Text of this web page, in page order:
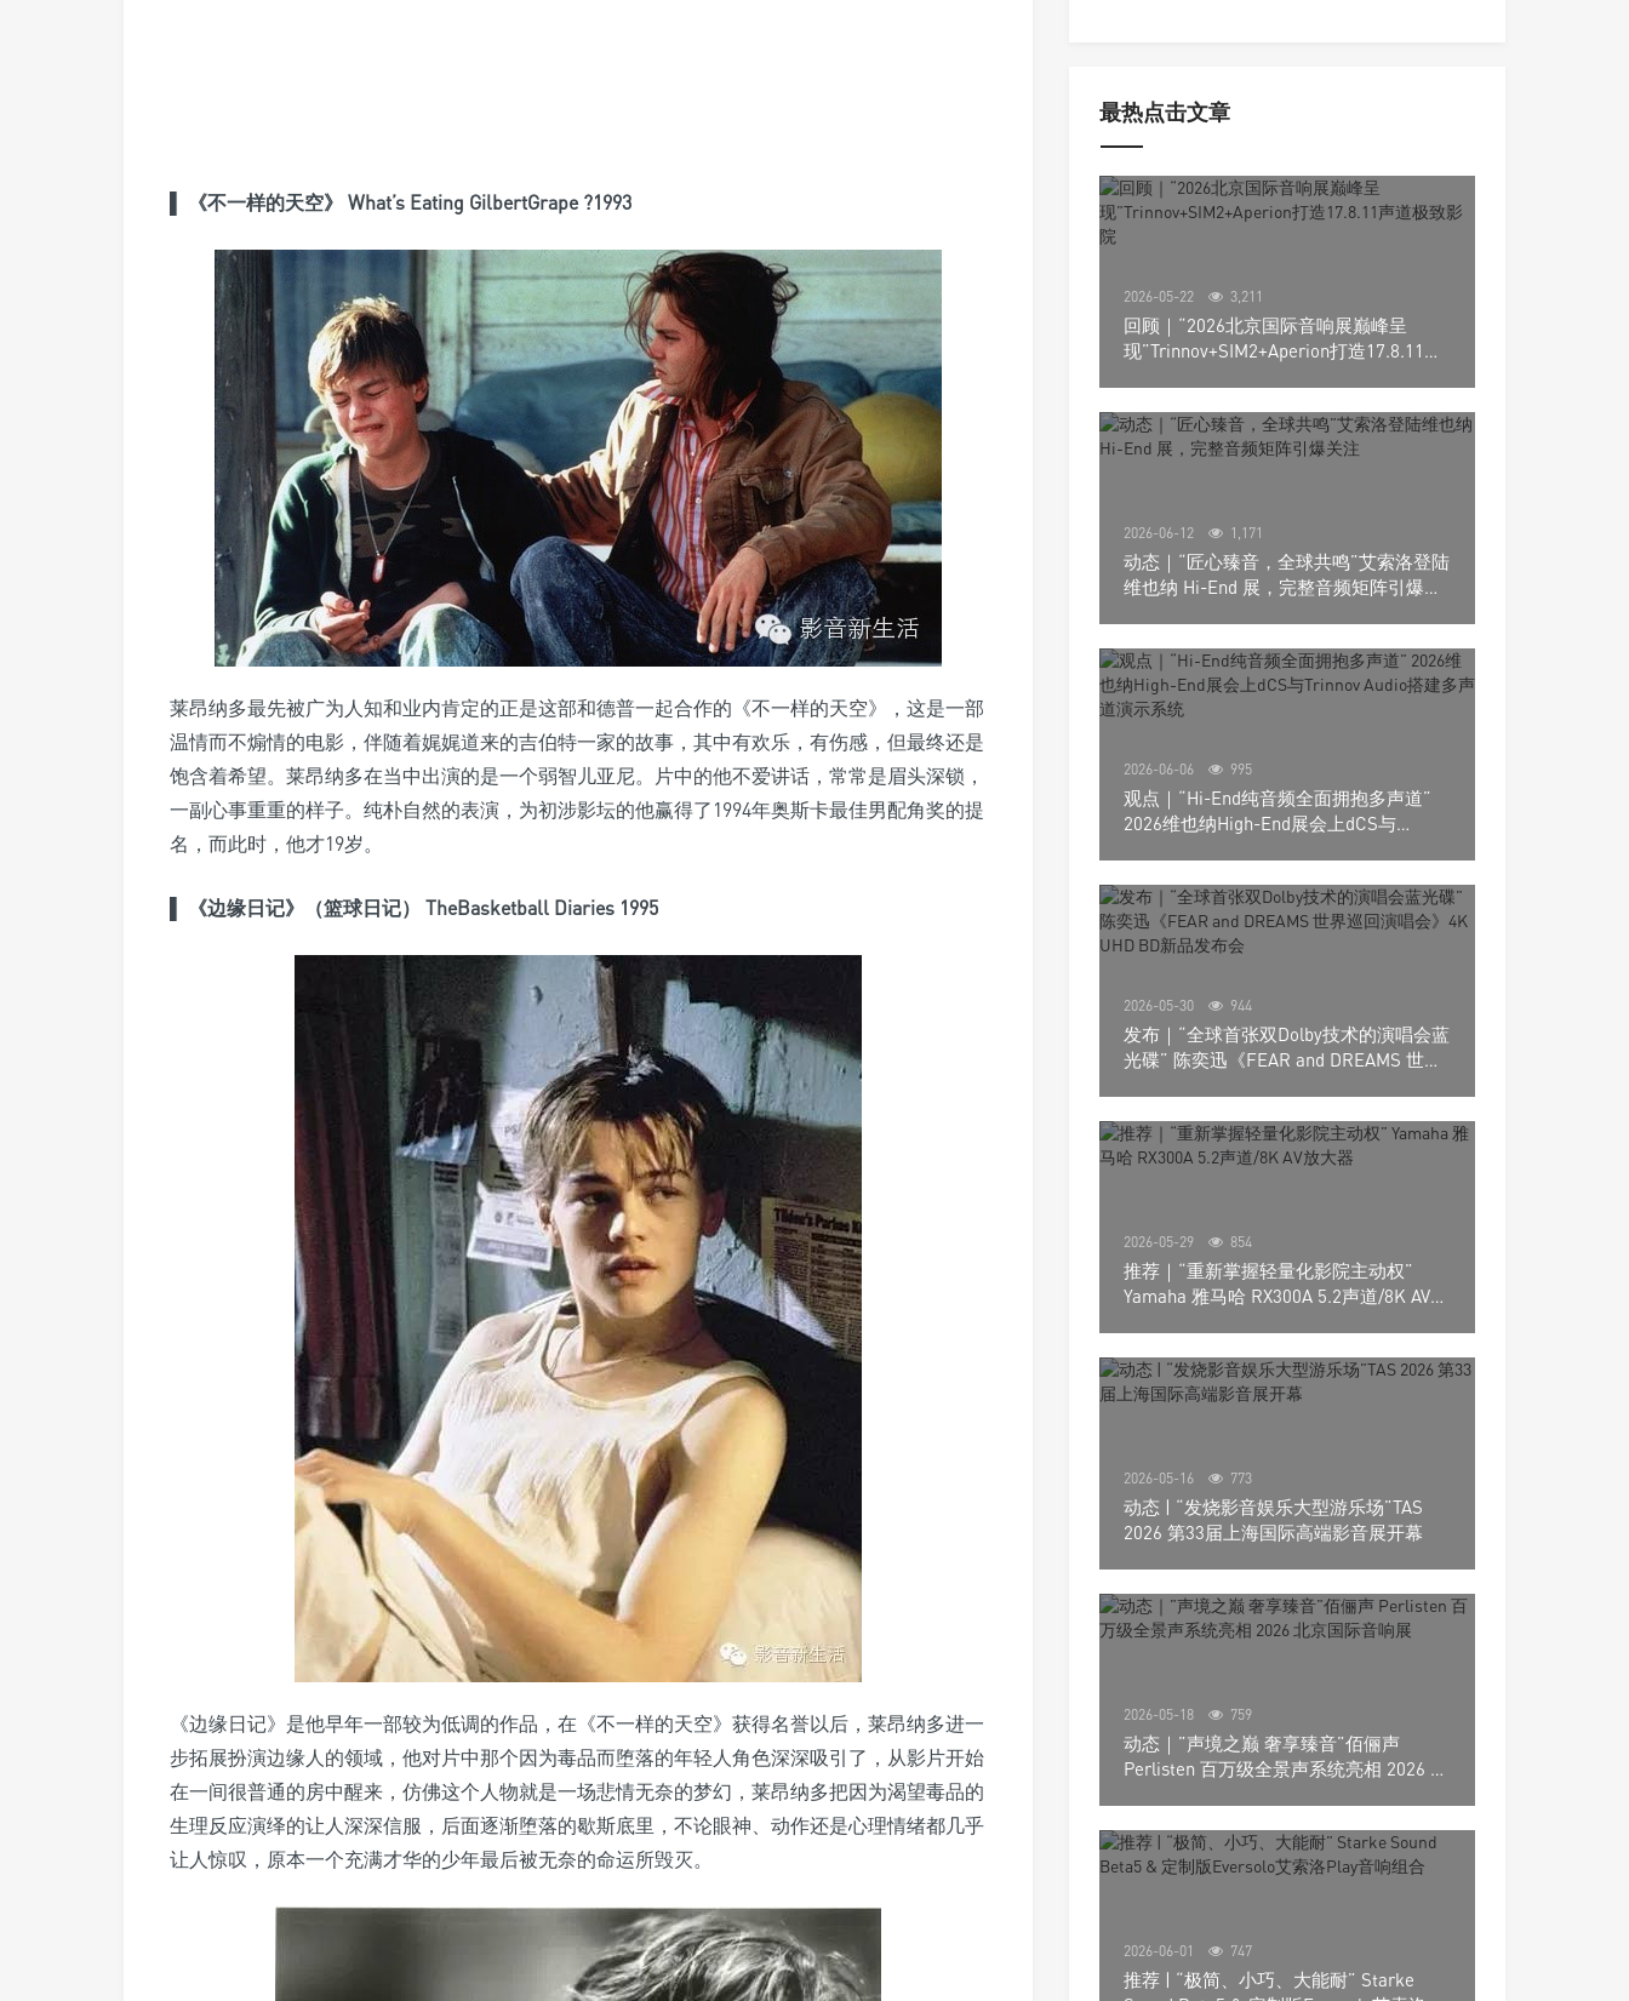
《不一样的天空》 What’s Eating GilbertGrape ?1993
莱昂纳多最先被广为人知和业内肯定的正是这部和德普一起合作的《不一样的天空》，这是一部
温情而不煽情的电影，伴随着娓娓道来的吉伯特一家的故事，其中有欢乐，有伤感，但最终还是
饱含着希望。莱昂纳多在当中出演的是一个弱智儿亚尼。片中的他不爱讲话，常常是眉头深锁，
一副心事重重的样子。纯朴自然的表演，为初涉影坛的他赢得了1994年奥斯卡最佳男配角奖的提
名，而此时，他才19岁。
《边缘日记》（篮球日记） TheBasketball Diaries 1995
《边缘日记》是他早年一部较为低调的作品，在《不一样的天空》获得名誉以后，莱昂纳多进一
步拓展扮演边缘人的领域，他对片中那个因为毒品而堕落的年轻人角色深深吸引了，从影片开始
在一间很普通的房中醒来，仿佛这个人物就是一场悲情无奈的梦幻，莱昂纳多把因为渴望毒品的
生理反应演绎的让人深深信服，后面逐渐堕落的歇斯底里，不论眼神、动作还是心理情绪都几乎
让人惊叹，原本一个充满才华的少年最后被无奈的命运所毁灭。
最热点击文章
2026-05-22 3,211
回顾｜“2026北京国际音响展巅峰呈
现”Trinnov+SIM2+Aperion打造17.8.11声
2026-06-12 1,171
动态｜“匠心臻音，全球共鸣”艾索洛登陆
维也纳 Hi-End 展，完整音频矩阵引爆关
2026-06-06 995
观点｜“Hi-End纯音频全面拥抱多声道”
2026维也纳High-End展会上dCS与
2026-05-30 944
发布｜“全球首张双Dolby技术的演唱会蓝
光碟” 陈奕迅《FEAR and DREAMS 世界
2026-05-29 854
推荐｜“重新掌握轻量化影院主动权”
Yamaha 雅马哈 RX300A 5.2声道/8K AV放
2026-05-16 773
动态 | “发烧影音娱乐大型游乐场”TAS
2026 第33届上海国际高端影音展开幕
2026-05-18 759
动态｜”声境之巅 奢享臻音”佰俪声
Perlisten 百万级全景声系统亮相 2026 北
2026-06-01 747
推荐 | “极简、小巧、大能耐” Starke